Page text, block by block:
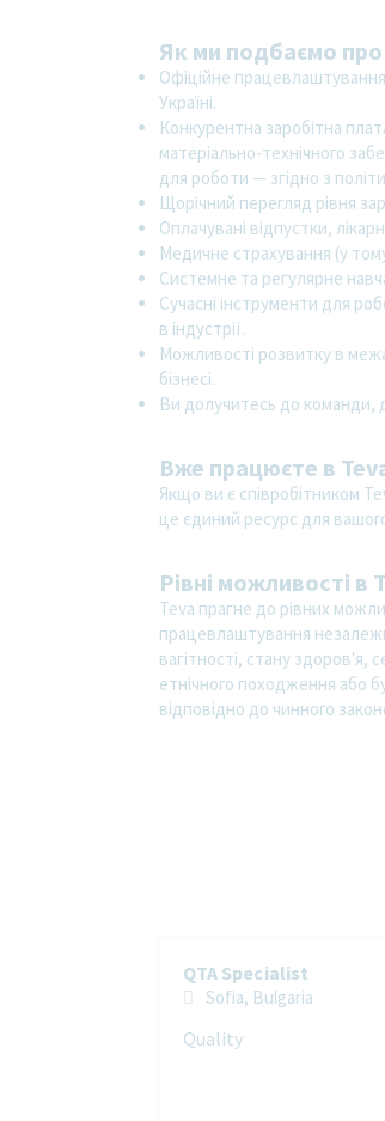
Як ми подбаємо про
Офіційне
Україні.
Конкурентна заробітна
матеріально-технічного
для роботи — згідно з
Щорічний перегляд рівня
Оплачувані відпустки,
Медичне страхування (у
Системне та регулярне
Сучасні інструменти для
в індустрії.
Можливості розвитку в
бізнесі.
Ви долучитесь до команди,
Вже працюєте в
Якщо ви є співробітником
це єдиний ресурс для
Рівні можливості в
Teva прагне до рівних
працевлаштування
вагітності, стану здоров'я,
етнічного походження або
відповідно до чинного
QTA Specialist
Sofia, Bulgaria
Quality